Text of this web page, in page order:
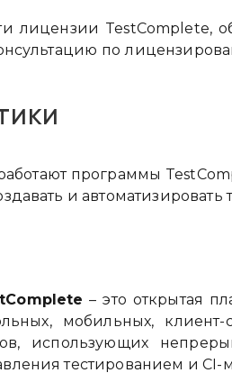
лицензии TestComplete,
по
программы
и автоматизировать
– это открытая
мобильных,
использующих
тестированием и